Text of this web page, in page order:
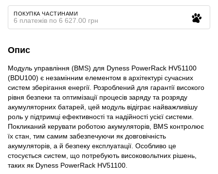
ПОКУПКА ЧАСТИНАМИ
6 платежів по 6 627.00 грн
Опис
Модуль управління (BMS) для Dyness PowerRack HV51100
(BDU100) є незамінним елементом в архітектурі сучасних
систем зберігання енергії. Розроблений для гарантії високого
рівня безпеки та оптимізації процесів заряду та розряду
акумуляторних батарей, цей модуль відіграє найважливішу
роль у підтримці ефективності та надійності усієї системи.
Покликаний керувати роботою акумуляторів, BMS контролює
їх стан, тим самим забезпечуючи як довговічність
акумуляторів, а й безпеку експлуатації. Особливо це
стосується систем, що потребують високовольтних рішень,
таких як Dyness PowerRack HV51100.